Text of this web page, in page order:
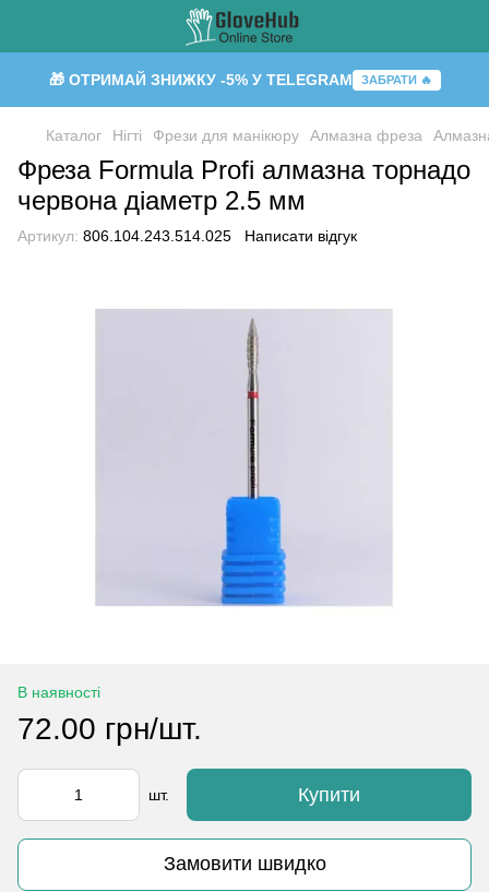
🎁 ОТРИМАЙ ЗНИЖКУ -5% У TELEGRAM ЗАБРАТИ 🔥
Каталог Нігті Фрези для манікюру Алмазна фреза
Фреза Formula Profi алмазна торнадо
червона діаметр 2.5 мм
Артикул: 806.104.243.514.025 Написати відгук
В наявності
72.00 грн/шт.
шт. Купити
Замовити швидко